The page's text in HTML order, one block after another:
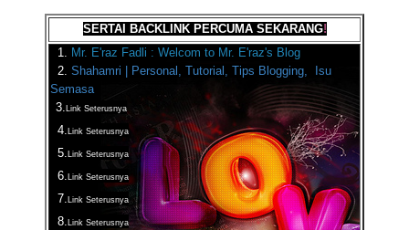
SERTAI BACKLINK PERCUMA SEKARANG!
1. Mr. E'raz Fadli : Welcom to Mr. E'raz's Blog
2. Shahamri | Personal, Tutorial, Tips Blogging, Isu
Semasa
3. Link Seterusnya
4. Link Seterusnya
5. Link Seterusnya
6. Link Seterusnya
7. Link Seterusnya
8. Link Seterusnya